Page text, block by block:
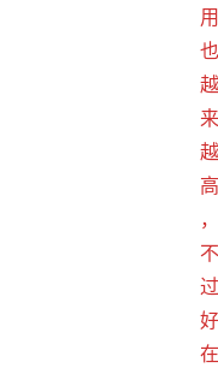
用
也
越
来
越
高
，
不
过
好
在